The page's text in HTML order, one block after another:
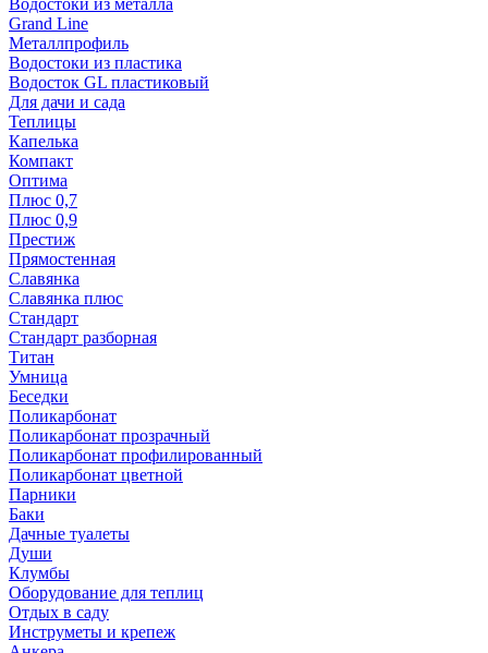
Водостоки из металла
Grand Line
Металлпрофиль
Водостоки из пластика
Водосток GL пластиковый
Для дачи и сада
Теплицы
Капелька
Компакт
Оптима
Плюс 0,7
Плюс 0,9
Престиж
Прямостенная
Славянка
Славянка плюс
Стандарт
Стандарт разборная
Титан
Умница
Беседки
Поликарбонат
Поликарбонат прозрачный
Поликарбонат профилированный
Поликарбонат цветной
Парники
Баки
Дачные туалеты
Души
Клумбы
Оборудование для теплиц
Отдых в саду
Инструметы и крепеж